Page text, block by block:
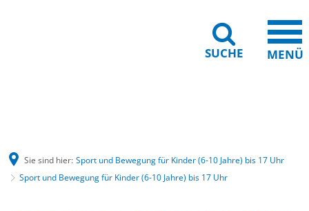
SUCHE MENÜ
Sie sind hier: Sport und Bewegung für Kinder (6-10 Jahre) bis 17 Uhr
Sport und Bewegung für Kinder (6-10 Jahre) bis 17 Uhr